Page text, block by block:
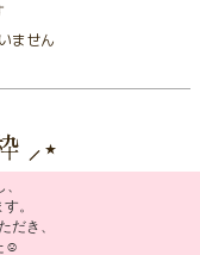
ません
⸝⋆
。
だき、
☺️